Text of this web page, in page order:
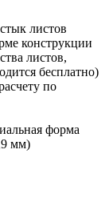
листов
конструкции
листов,
бесплатно)
по
форма
мм)